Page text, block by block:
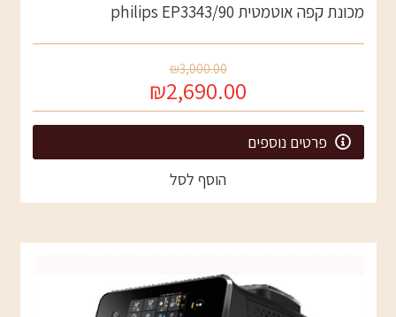
מכונת קפה אוטמטית philips EP3343/90
₪3,000.00
₪2,690.00
פרטים נוספים
הוסף לסל